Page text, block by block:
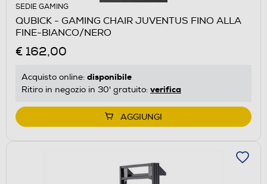
SEDIE GAMING
QUBICK - GAMING CHAIR JUVENTUS FINO ALLA
FINE-BIANCO/NERO
€ 162,00
Acquisto online: disponibile
Ritiro in negozio in 30' gratuito: verifica
AGGIUNGI